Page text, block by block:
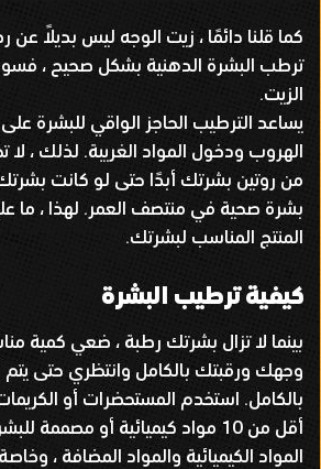
كما قلنا دائمًا ، زيت الوجه ليس بديلاً عن
ترطب البشرة الدهنية بشكل صحيح ،
الزيت.
يساعد الترطيب الحاجز الواقي للبشرة
الهروب ودخول المواد الغريبة. لذلك ،
من روتين بشرتك أبدًا حتى لو كانت
بشرة صحية في منتصف العمر. لهذا ، ما
المنتج المناسب لبشرتك.
كيفية ترطيب البشرة
بينما لا تزال بشرتك رطبة ، ضعي كمية
وجهك ورقبتك بالكامل وانتظري حتى
بالكامل. استخدم المستحضرات أو
أقل من 10 مواد كيميائية أو مصممة
المواد الكيميائية والمواد المضافة ،